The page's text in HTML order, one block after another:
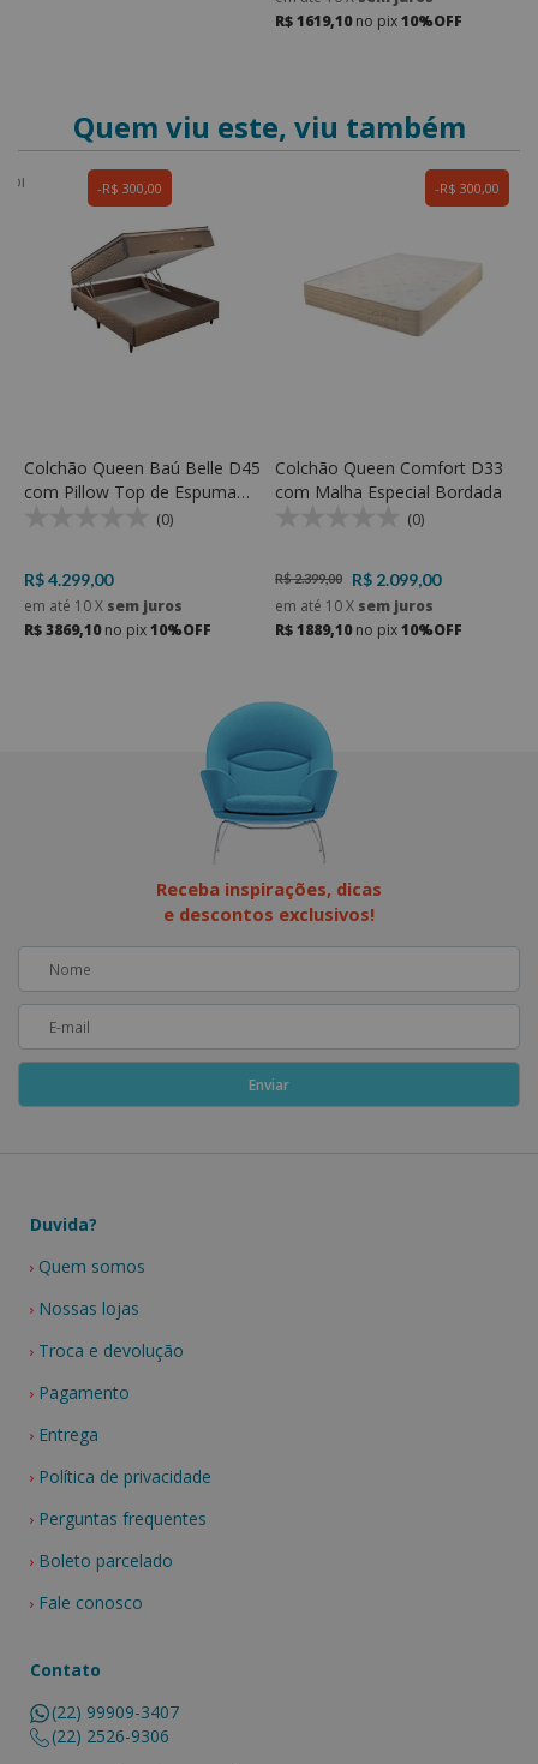
R$ 1619,10no pix10%OFF
Quem viu este, viu também
R$ 300,00
Colchão Queen Baú Belle D45
com Pillow Top de Espuma
D23 Soft e Espuma D45 -
(0)
R$ 4.299,00
em até 10X sem juros
R$ 3869,10no pix10%OFF
R$ 300,00
Colchão Queen Comfort D33
com Malha Especial Bordada
(0)
R$ 2.399,00
R$ 2.099,00
em até 10X sem juros
R$ 1889,10no pix10%OFF
Receba inspirações, dicas
e descontos exclusivos!
Duvida?
Quem somos
Nossas lojas
Troca e devolução
Pagamento
Entrega
Política de privacidade
Perguntas frequentes
Boleto parcelado
Fale conosco
Contato
(22) 99909-3407
(22) 2526-9306